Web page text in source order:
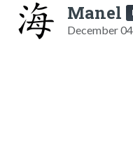
Manel
December